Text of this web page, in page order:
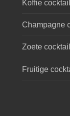
Koffie
Champagne
Zoete
Fruitige